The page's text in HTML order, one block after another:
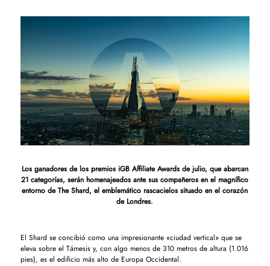
Los ganadores de los premios iGB Affiliate Awards de julio, que abarcan
21 categorías, serán homenajeados ante sus compañeros en el magnífico
entorno de The Shard, el emblemático rascacielos situado en el corazón
de Londres.
El Shard se concibió como una impresionante «ciudad vertical» que se
eleva sobre el Támesis y, con algo menos de 310 metros de altura (1.016
pies), es el edificio más alto de Europa Occidental.